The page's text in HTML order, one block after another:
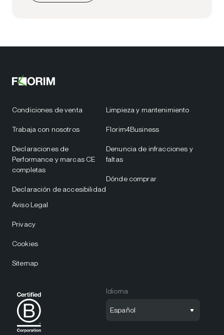
Condiciones de venta
Trabaja con nosotros
Declaraciones de
Performance y marcas CE
completas
Declaración de accesibilidad
Limpieza y mantenimiento
Florim4Business
Denuncia de infracciones y
faltas
Dónde comprar
Aviso Legal
Privacy
Cookies
Sitemap
Idioma
Español